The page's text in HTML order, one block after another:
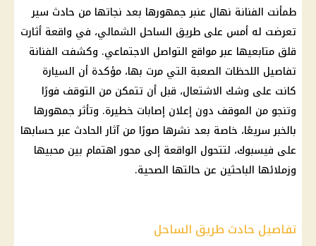
طمأنت الفنانة نهال عنبر جمهورها بعد نجاتها من حادث سير
تعرضت له أمس على طريق الساحل الشمالي، في واقعة أثارت
قلق متابعيها عبر مواقع التواصل الاجتماعي. وكشفت الفنانة
تفاصيل اللحظات الصعبة التي مرت بها، مؤكدة أن السيارة
كانت على وشك الاشتعال، قبل أن تتمكن من التوقف فورًا
وتنجو من الموقف دون إعلان إصابات خطيرة. وتأثر جمهورها
بالخبر سريعًا، خاصة بعد نشرها صورًا من آثار الحادث عبر حسابها
على فيسبوك، لتتحول الواقعة إلى محور اهتمام بين محبيها
وزملائها الباحثين عن حالتها الصحية.
تفاصيل حادث طريق الساحل